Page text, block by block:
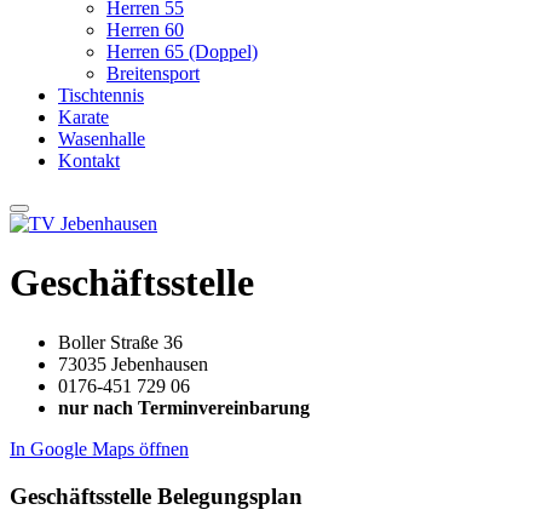
Herren 55
Herren 60
Herren 65 (Doppel)
Breitensport
Tischtennis
Karate
Wasenhalle
Kontakt
Geschäftsstelle
Boller Straße 36
73035 Jebenhausen
0176-451 729 06
nur nach Terminvereinbarung
In Google Maps öffnen
Geschäftsstelle Belegungsplan